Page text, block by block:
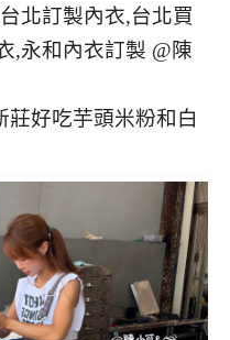
莊好吃芋頭米粉和白